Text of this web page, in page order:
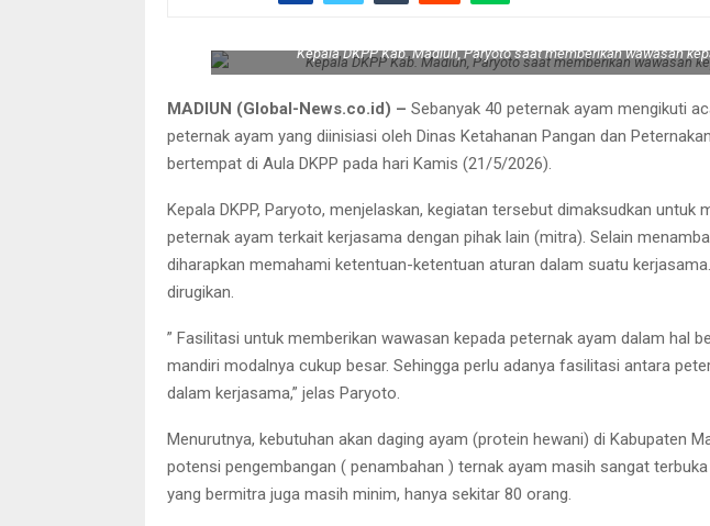
Kepala DKPP Kab. Madiun, Paryoto saat memberikan wawasan
MADIUN (Global-News.co.id) – Sebanyak 40 peternak ayam mengikuti
peternak ayam yang diinisiasi oleh Dinas Ketahanan Pangan dan
bertempat di Aula DKPP pada hari Kamis (21/5/2026).
Kepala DKPP, Paryoto, menjelaskan, kegiatan tersebut dimaksudkan untuk
peternak ayam terkait kerjasama dengan pihak lain (mitra). Selain
diharapkan memahami ketentuan-ketentuan aturan dalam suatu
dirugikan.
” Fasilitasi untuk memberikan wawasan kepada peternak ayam dalam hal
mandiri modalnya cukup besar. Sehingga perlu adanya fasilitasi antara
dalam kerjasama,” jelas Paryoto.
Menurutnya, kebutuhan akan daging ayam (protein hewani) di Kabupaten
potensi pengembangan ( penambahan ) ternak ayam masih sangat
yang bermitra juga masih minim, hanya sekitar 80 orang.